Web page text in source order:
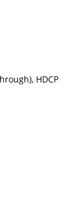
HDCP